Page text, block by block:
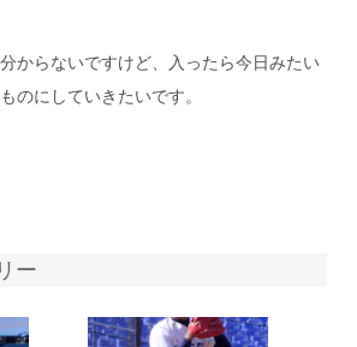
からないですけど、入ったら今日みたい
のにしていきたいです。
ー